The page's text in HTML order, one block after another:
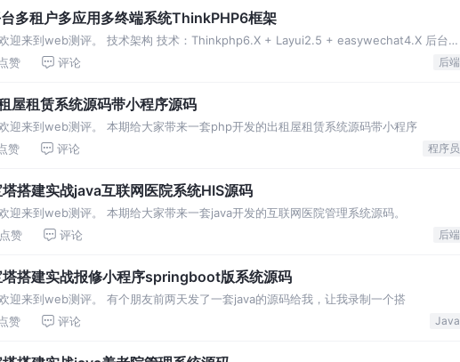
多租户多应用多终端系统ThinkPHP6框架
迎来到web测评。 技术架构 技术：Thinkphp6.X + Layui2.5 + easywechat4.X 后台：
member/log
点赞 评论 后端
屋租赁系统源码带小程序源码
迎来到web测评。 本期给大家带来一套php开发的出租屋租赁系统源码带小程序
赞 评论 程序员
搭建实战java互联网医院系统HIS源码
迎来到web测评。 本期给大家带来一套java开发的互联网医院管理系统源码。
点赞 评论 后端
搭建实战报修小程序springboot版系统源码
迎来到web测评。 有个朋友前两天发了一套java的源码给我，让我录制一个搭
点赞 评论 Java